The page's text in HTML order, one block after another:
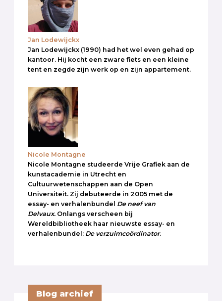
Jan Lodewijckx
Jan Lodewijckx (1990) had het wel even gehad op
kantoor. Hij kocht een zware fiets en een kleine
tent en zegde zijn werk op en zijn appartement.
Nicole Montagne
Nicole Montagne studeerde Vrije Grafiek aan de
kunstacademie in Utrecht en
Cultuurwetenschappen aan de Open
Universiteit. Zij debuteerde in 2005 met de
essay- en verhalenbundel De neef van
Delvaux. Onlangs verscheen bij
Wereldbibliotheek haar nieuwste essay- en
verhalenbundel: De verzuimcoördinator.
Blog archief